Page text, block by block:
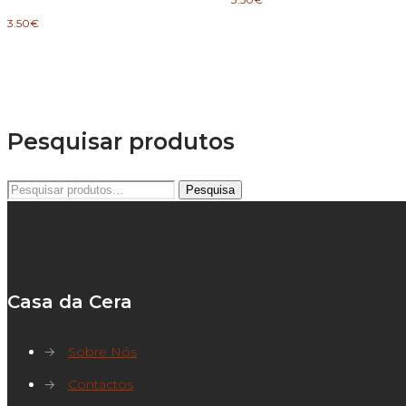
3.50€
Pesquisar produtos
Pesquisar
Pesquisa
Casa da Cera
→
Sobre Nós
→
Contactos